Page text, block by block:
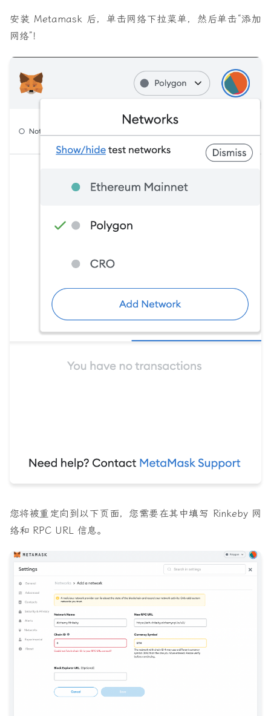
安装 Metamask 后，单击网络下拉菜单，然后单击“添加
网络”！
您将被重定向到以下页面，您需要在其中填写 Rinkeby 网
络和 RPC URL 信息。